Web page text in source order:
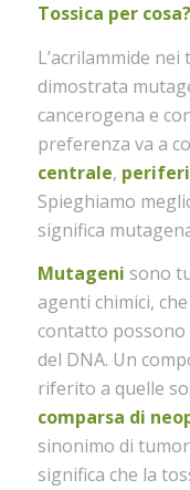
Tossica per cosa?
L’acrilammide
dimostrata
cancerogena e
preferenza va a
centrale,
Spieghiamo
significa
Mutageni sono
agenti chimici,
contatto possono
del DNA. Un
riferito a quelle
comparsa di
sinonimo di
significa che la